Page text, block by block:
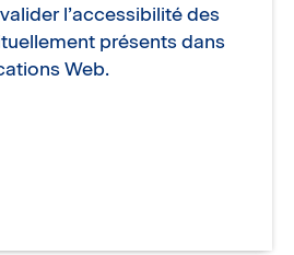
l’accessibilité des
présents dans
Web.